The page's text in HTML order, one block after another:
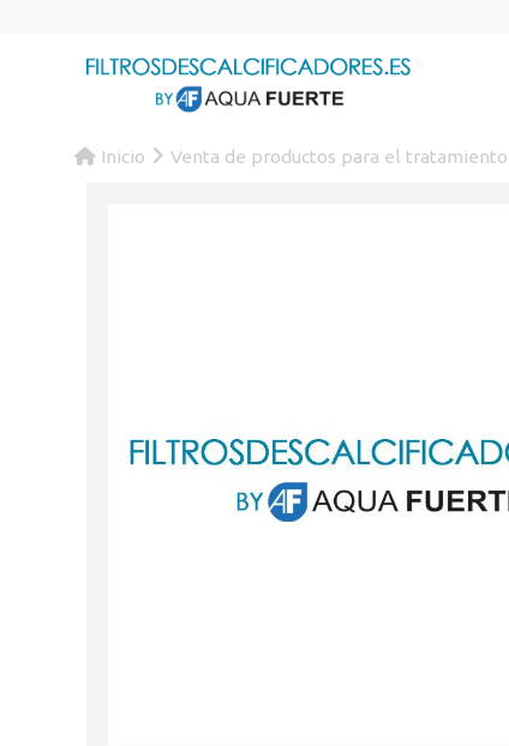
Inicio Venta de productos para el tratamiento